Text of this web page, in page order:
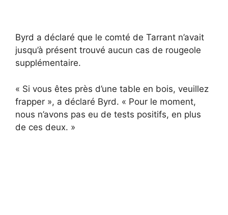
Byrd a déclaré que le comté de Tarrant n’avait
jusqu’à présent trouvé aucun cas de rougeole
supplémentaire.
« Si vous êtes près d’une table en bois, veuillez
frapper », a déclaré Byrd. « Pour le moment,
nous n’avons pas eu de tests positifs, en plus
de ces deux. »